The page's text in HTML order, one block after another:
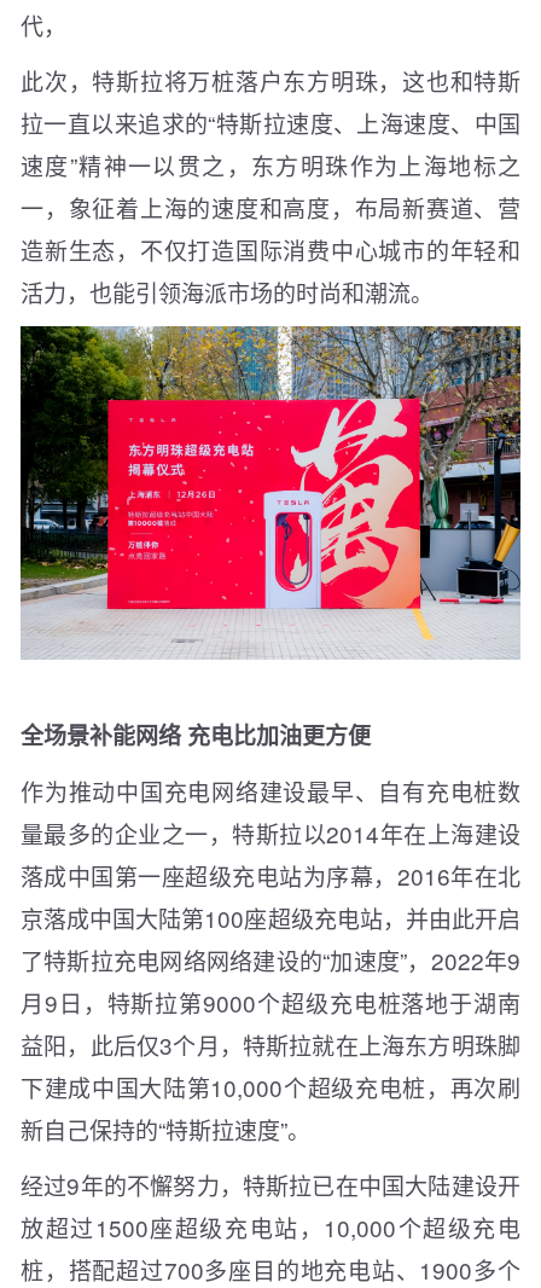
代，
此次，特斯拉将万桩落户东方明珠，这也和特斯
拉一直以来追求的“特斯拉速度、上海速度、中国
速度”精神一以贯之，东方明珠作为上海地标之
一，象征着上海的速度和高度，布局新赛道、营
造新生态，不仅打造国际消费中心城市的年轻和
活力，也能引领海派市场的时尚和潮流。
全场景补能网络 充电比加油更方便
作为推动中国充电网络建设最早、自有充电桩数
量最多的企业之一，特斯拉以2014年在上海建设
落成中国第一座超级充电站为序幕，2016年在北
京落成中国大陆第100座超级充电站，并由此开启
了特斯拉充电网络网络建设的“加速度”，2022年9
月9日，特斯拉第9000个超级充电桩落地于湖南
益阳，此后仅3个月，特斯拉就在上海东方明珠脚
下建成中国大陆第10,000个超级充电桩，再次刷
新自己保持的“特斯拉速度”。
经过9年的不懈努力，特斯拉已在中国大陆建设开
放超过1500座超级充电站，10,000个超级充电
桩，搭配超过700多座目的地充电站、1900多个